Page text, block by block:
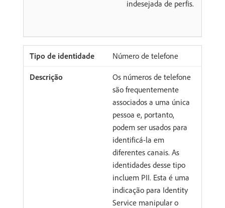
indesejada de perfis.
Número de telefone
Os números de telefone
são frequentemente
associados a uma única
pessoa e, portanto,
podem ser usados para
identificá-la em
diferentes canais. As
identidades desse tipo
incluem PII. Esta é uma
indicação para Identity
Service manipular o